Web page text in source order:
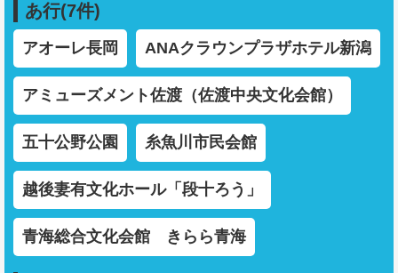
あ行(7件)
アオーレ長岡 ANAクラウンプラザホテル新潟
アミューズメント佐渡（佐渡中央文化会館）
五十公野公園 糸魚川市民会館
越後妻有文化ホール「段十ろう」
青海総合文化会館 きらら青海